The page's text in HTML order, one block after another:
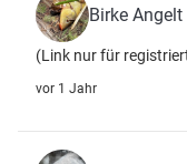
Birke Angelt
(Link nur für
vor 1 Jahr